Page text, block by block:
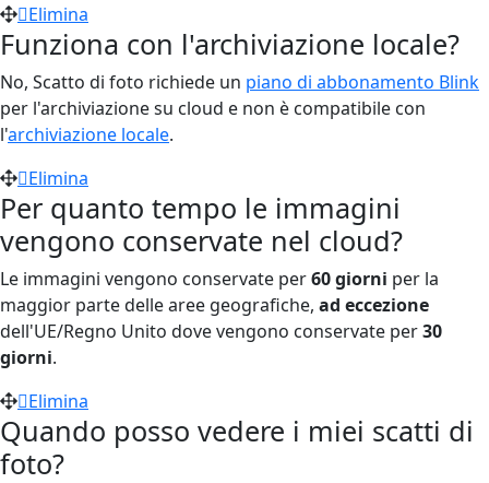
Elimina
Funziona con l'archiviazione locale?
No, Scatto di foto richiede un piano di abbonamento Blink
per l'archiviazione su cloud e non è compatibile con
l'archiviazione locale.
Elimina
Per quanto tempo le immagini
vengono conservate nel cloud?
Le immagini vengono conservate per60 giorni per la
maggior parte delle aree geografiche, ad eccezione
dell'UE/Regno Unito dove vengono conservate per30
giorni.
Elimina
Quando posso vedere i miei scatti di
foto?